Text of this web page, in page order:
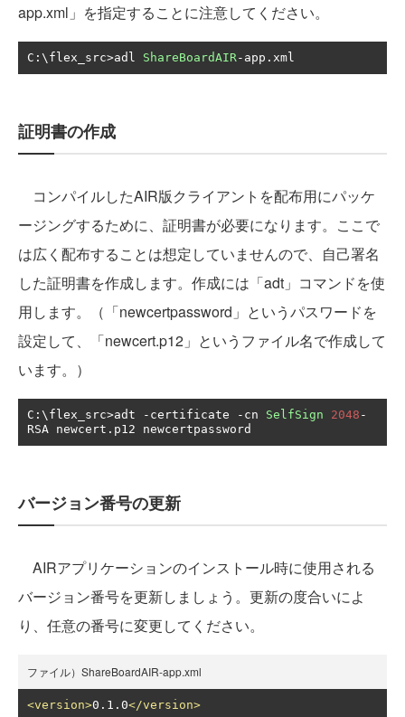
app.xml」を指定することに注意してください。
C : \flex_src>adl ShareBoardAIR- app . xml
証明書の作成
コンパイルしたAIR版クライアントを配布用にパッケ
ージングするために、証明書が必要になります。ここで
は広く配布することは想定していませんので、自己署名
した証明書を作成します。作成には「adt」コマンドを使
用します。（「newcertpassword」というパスワードを
設定して、「newcert.p12」というファイル名で作成して
います。）
C : \flex_src>adt - certificate - cn SelfSign 2048 -
RSA newcert . p12 newcertpassword
バージョン番号の更新
AIRアプリケーションのインストール時に使用される
バージョン番号を更新しましょう。更新の度合いによ
り、任意の番号に変更してください。
ファイル）ShareBoardAIR-app.xml
<version>0.1.0</version>